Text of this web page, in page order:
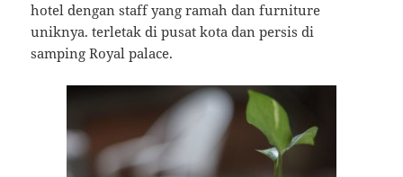
hotel dengan staff yang ramah dan furniture
uniknya. terletak di pusat kota dan persis di
samping Royal palace.